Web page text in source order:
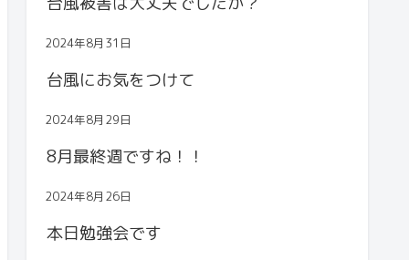
2024年8月31日
台風にお気をつけて
2024年8月29日
8月最終週ですね！！
2024年8月26日
本日勉強会です